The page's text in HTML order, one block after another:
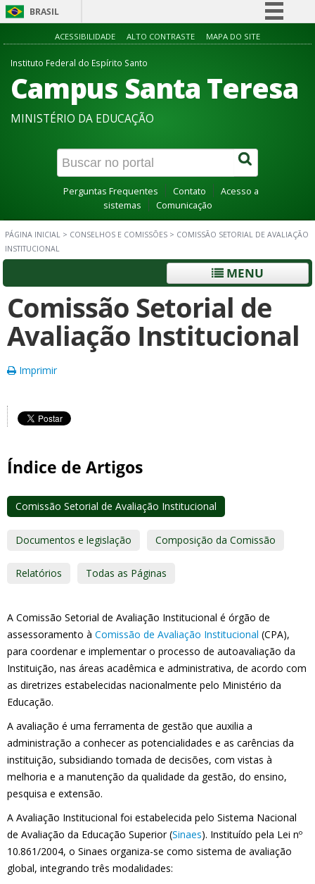
BRASIL
Simplifique!
Participe
Acesso à informação
Canais
ACESSIBILIDADE ALTO CONTRASTE MAPA DO SITE
Instituto Federal do Espírito Santo
Campus Santa Teresa
MINISTÉRIO DA EDUCAÇÃO
Perguntas Frequentes Contato
Acesso a
sistemas
Comunicação
PÁGINA INICIAL > CONSELHOS E COMISSÕES > COMISSÃO SETORIAL DE AVALIAÇÃO
INSTITUCIONAL
MENU
Comissão Setorial de
Avaliação Institucional
Imprimir
Índice de Artigos
Comissão Setorial de Avaliação Institucional
Documentos e legislação Composição da Comissão
Relatórios Todas as Páginas
A Comissão Setorial de Avaliação Institucional é órgão de
assessoramento à Comissão de Avaliação Institucional (CPA),
para coordenar e implementar o processo de autoavaliação da
Instituição, nas áreas acadêmica e administrativa, de acordo com
as diretrizes estabelecidas nacionalmente pelo Ministério da
Educação.
A avaliação é uma ferramenta de gestão que auxilia a
administração a conhecer as potencialidades e as carências da
instituição, subsidiando tomada de decisões, com vistas à
melhoria e a manutenção da qualidade da gestão, do ensino,
pesquisa e extensão.
A Avaliação Institucional foi estabelecida pelo Sistema Nacional
de Avaliação da Educação Superior (Sinaes). Instituído pela Lei nº
10.861/2004, o Sinaes organiza-se como sistema de avaliação
global, integrando três modalidades: